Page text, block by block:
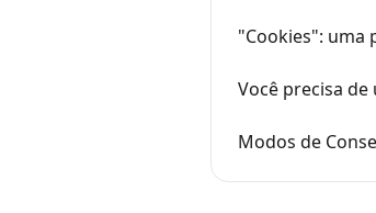
"Cookies": uma
Você precisa
Modos de